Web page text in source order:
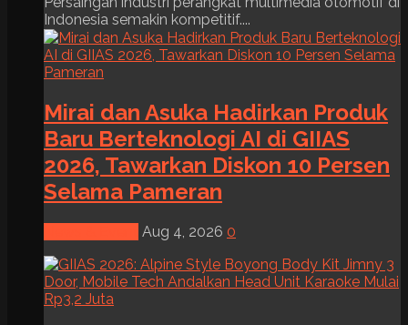
Indonesia semakin kompetitif....
Mirai dan Asuka Hadirkan Produk
Baru Berteknologi AI di GIIAS
2026, Tawarkan Diskon 10 Persen
Selama Pameran
Aug 4, 2026 0